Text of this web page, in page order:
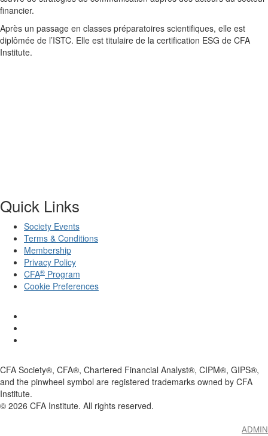
financier.
Après un passage en classes préparatoires scientifiques, elle est
diplômée de l’ISTC. Elle est titulaire de la certification ESG de CFA
Institute.
Quick Links
Society Events
Terms & Conditions
Membership
Privacy Policy
CFA® Program
Cookie Preferences
CFA Society®, CFA®, Chartered Financial Analyst®, CIPM®, GIPS®,
and the pinwheel symbol are registered trademarks owned by CFA
Institute.
© 2026 CFA Institute. All rights reserved.
ADMIN